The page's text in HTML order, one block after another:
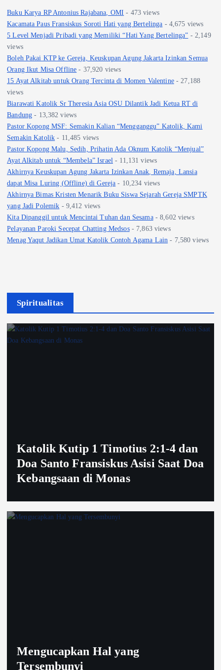
Buku Karya RP Antonius Rajabana, OMI - 473 views
Kacamata Paus Fransiskus Soroti Hati yang Bertelinga - 4,675 views
5 Level Menjadi Pribadi yang Memiliki “Hati Yang Bertelinga” - 2,149
views
Boleh Pakai KTP ke Gereja, Keuskupan Agung Jakarta Izinkan Semua
Orang Ikut Misa Offline - 37,920 views
15 Ayat Alkitab untuk Orang Tercinta di Momen Valentine- 27,188
views
Biarawati Katolik Sr Theresia Asia OSU Dilantik Jadi Ketua RT di
Bandung - 13,382 views
Pastor Kopong MSF: Semakin Kalian “Mengganggu” Katolik, Kami
Semakin Katolik - 11,485 views
Pastor Kopong Malu, Sedih, Prihatin Ada Oknum Katolik “Menjual”
Ayat Alkitab untuk “Membela” Israel - 11,131 views
Akhirnya Keuskupan Agung Jakarta Izinkan Anak, Remaja, Lansia
dapat Misa Luring (Offline) di Gereja - 10,234 views
Akhirnya Bimas Kristen Menarik Buku Siswa Sejarah Gereja SMPTK
yang Jadi Polemik - 9,412 views
Kita Dipanggil untuk Mencintai Tuhan dan Sesama- 8,602 views
Pelayanan Paroki Secepat Chatting Medsos- 7,863 views
Menag Yaqut Jadikan Umat Katolik Contoh Agama Lain - 7,580 views
Spiritualitas
Katolik Kutip 1 Timotius 2:1-4 dan
Doa Santo Fransiskus Asisi Saat Doa
Kebangsaan di Monas
Mengucapkan Hal yang
Tersembunyi